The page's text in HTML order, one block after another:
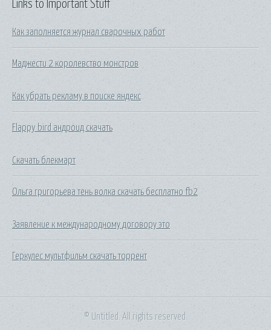
Links to Important Stuff
Как заполняется журнал сварочных работ
Маджести 2 королевство монстров
Как убрать рекламу в поиске яндекс
Flappy bird андроид скачать
Скачать блекмарт
Ольга григорьева тень волка скачать бесплатно fb2
Заявление к международному договору это
Геркулес мультфильм скачать торрент
© Untitled. All rights reserved.